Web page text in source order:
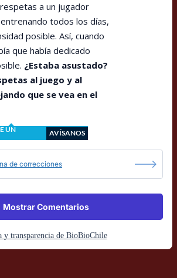
a un jugador
todos los días,
posible. Así, cuando
que había dedicado
¿Estaba asustado?
al juego y al
que se vea en el
UN
AVÍSANOS
de correcciones
Mostrar Comentarios
y transparencia de BioBioChile